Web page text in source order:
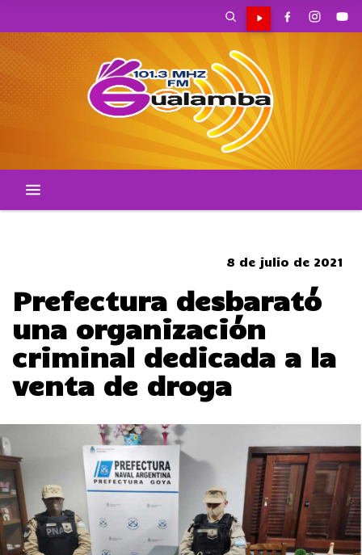
8 de julio de 2021
Prefectura desbarató
una organización
criminal dedicada a la
venta de droga